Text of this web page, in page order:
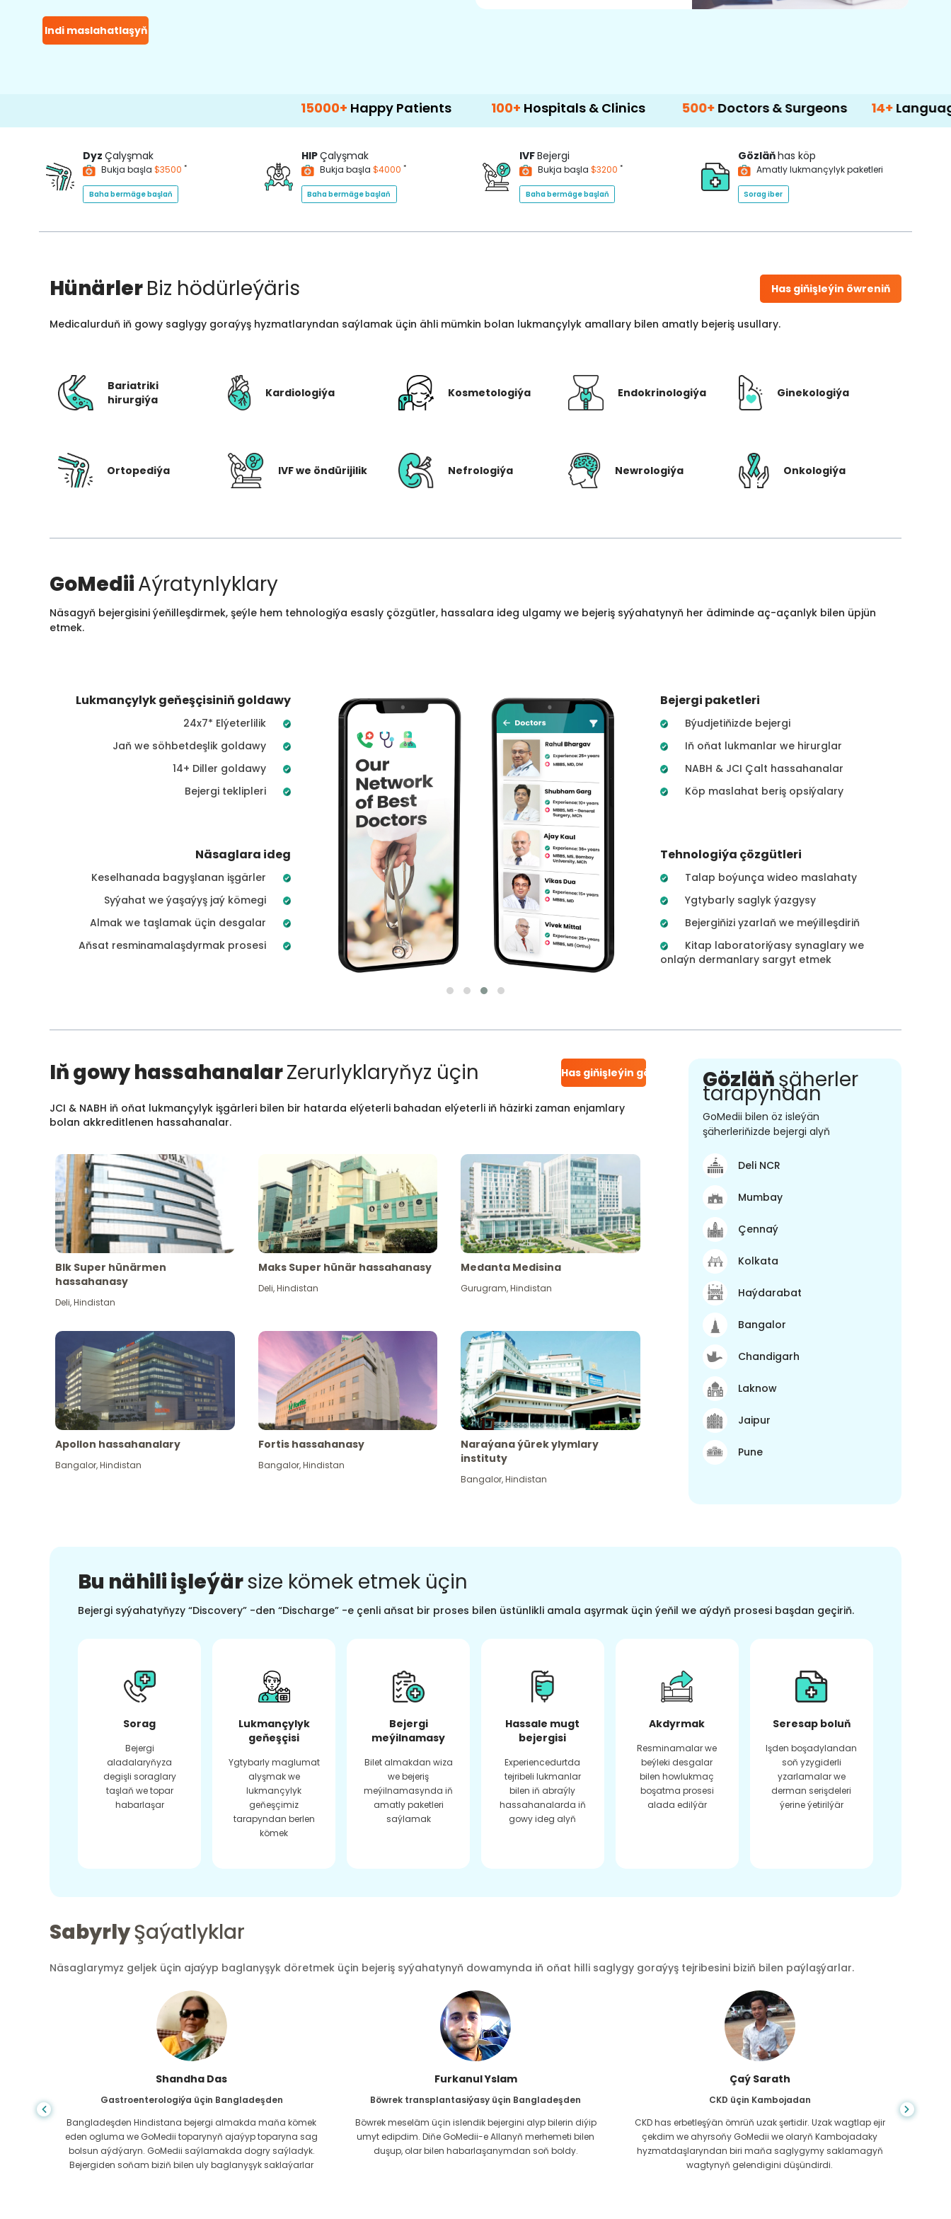
Indi maslahatlaşyň
Happy Patients 100+ Hospitals & Clinics 500+ Doctors & Surgeons 14+Language
Dyz Çalyşmak
Bukja başla $3500 *
Baha bermäge başlaň
HIPÇalyşmak
Bukja başla $4000 *
Baha bermäge başlaň
IVFBejergi
Bukja başla $3200 *
Baha bermäge başlaň
Gözläňhas köp
Amatly lukmançylyk paketleri
Sorag iber
HünärlerBiz hödürleýäris Has giňişleýin öwreniň
Medicalurduň iň gowy saglygy goraýyş hyzmatlaryndan saýlamak üçin ähli mümkin bolan lukmançylyk amallary bilen amatly bejeriş usullary.
Bariatriki
hirurgiýa
Kardiologiýa Kosmetologiýa Endokrinologiýa Ginekologiýa
Ortopediýa IVF we öndürijilik Nefrologiýa Newrologiýa Onkologiýa
GoMediiAýratynlyklary
Näsagyň bejergisini ýeňilleşdirmek, şeýle hem tehnologiýa esasly çözgütler, hassalara ideg ulgamy we bejeriş syýahatynyň her ädiminde aç-açanlyk bilen üpjün
etmek.
Lukmançylyk geňeşçisiniň goldawy
24x7* Elýeterlilik
Jaň we söhbetdeşlik goldawy
14+ Diller goldawy
Bejergi teklipleri
Näsaglara ideg
Keselhanada bagyşlanan işgärler
Syýahat we ýaşaýyş jaý kömegi
Almak we taşlamak üçin desgalar
Aňsat resminamalaşdyrmak prosesi
Bejergi paketleri
Býudjetiňizde bejergi
Iň oňat lukmanlar we hirurglar
NABH & JCI Çalt hassahanalar
Köp maslahat beriş opsiýalary
Tehnologiýa çözgütleri
Talap boýunça wideo maslahaty
Ygtybarly saglyk ýazgysy
Bejergiňizi yzarlaň we meýilleşdiriň
Kitap laboratoriýasy synaglary we
onlaýn dermanlary sargyt etmek
Iň gowy hassahanalarZerurlyklaryňyz üçin Has giňişleýin gör
JCI & NABH iň oňat lukmançylyk işgärleri bilen bir hatarda elýeterli bahadan elýeterli iň häzirki zaman enjamlary
bolan akkreditlenen hassahanalar.
Blk Super hünärmen
hassahanasy
Deli,Hindistan
Maks Super hünär hassahanasy
Deli,Hindistan
Medanta Medisina
Gurugram,Hindistan
Apollon hassahanalary
Bangalor,Hindistan
Fortis hassahanasy
Bangalor,Hindistan
Naraýana ýürek ylymlary
instituty
Bangalor,Hindistan
Gözläňşäherler
tarapyndan
GoMedii bilen öz isleýän
şäherleriňizde bejergi alyň
Deli NCR
Mumbay
Çennaý
Kolkata
Haýdarabat
Bangalor
Chandigarh
Laknow
Jaipur
Pune
Bu nähili işleýärsize kömek etmek üçin
Bejergi syýahatyňyzy “Discovery” -den “Discharge” -e çenli aňsat bir proses bilen üstünlikli amala aşyrmak üçin ýeňil we aýdyň prosesi başdan geçiriň.
Sorag
Bejergi
aladalaryňyza
degişli soraglary
taşlaň we topar
habarlaşar
Lukmançylyk
geňeşçisi
Ygtybarly maglumat
alyşmak we
lukmançylyk
geňeşçimiz
tarapyndan berlen
kömek
Bejergi
meýilnamasy
Bilet almakdan wiza
we bejeriş
meýilnamasynda iň
amatly paketleri
saýlamak
Hassale mugt
bejergisi
Experiencedurtda
tejribeli lukmanlar
bilen iň abraýly
hassahanalarda iň
gowy ideg alyň
Akdyrmak
Resminamalar we
beýleki desgalar
bilen howlukmaç
boşatma prosesi
alada edilýär
Seresap boluň
Işden boşadylandan
soň yzygiderli
yzarlamalar we
derman serişdeleri
ýerine ýetirilýär
SabyrlyŞaýatlyklar
Näsaglarymyz geljek üçin ajaýyp baglanyşyk döretmek üçin bejeriş syýahatynyň dowamynda iň oňat hilli saglygy goraýyş tejribesini biziň bilen paýlaşýarlar.
Shandha Das
Gastroenterologiýa üçin Bangladeşden
Bangladeşden Hindistana bejergi almakda maňa kömek
eden ogluma we GoMedii toparynyň ajaýyp toparyna sag
bolsun aýdýaryn. GoMedii saýlamakda dogry saýladyk.
Bejergiden soňam biziň bilen uly baglanyşyk saklaýarlar
Furkanul Yslam
Böwrek transplantasiýasy üçin Bangladeşden
Böwrek meseläm üçin islendik bejergini alyp bilerin diýip
umyt edipdim. Diňe GoMedii-e Allanyň merhemeti bilen
duşup, olar bilen habarlaşanymdan soň boldy.
Çaý Sarath
CKD üçin Kambojadan
CKD has erbetleşýän ömrüň uzak şertidir. Uzak wagtlap ejir
çekdim we ahyrsoňy GoMedii we olaryň Kambojadaky
hyzmatdaşlaryndan biri maňa saglygymy saklamagyň
wagtynyň gelendigini düşündirdi.